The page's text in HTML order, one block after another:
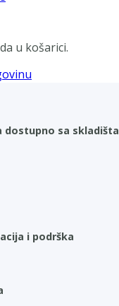
u košarici.
dostupno sa skladišta
i podrška